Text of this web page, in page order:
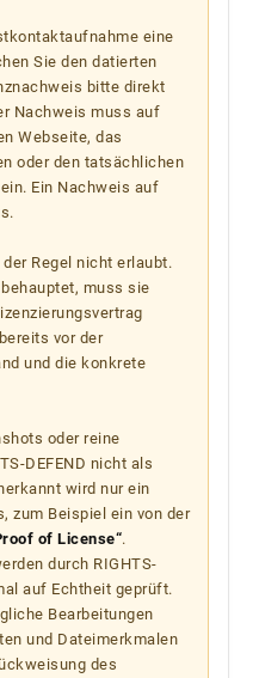
eine
Sie den datierten
bitte direkt
Nachweis muss auf
Webseite, das
oder den tatsächlichen
Ein Nachweis auf
Regel nicht erlaubt.
muss sie
vor der
und die konkrete
oder reine
DEFEND nicht als
wird nur ein
zum Beispiel ein von der
of License“.
durch RIGHTS-
auf Echtheit geprüft.
Bearbeitungen
und Dateimerkmalen
des